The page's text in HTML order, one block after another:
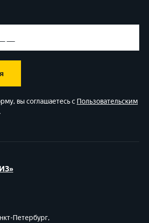
вы соглашаетесь с Пользовательским
.
Петербург,